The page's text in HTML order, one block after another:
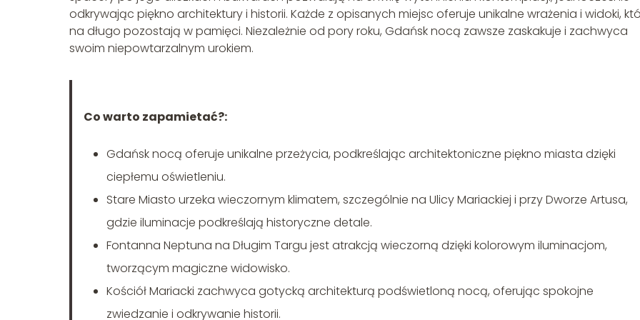
odkrywając piękno architektury i historii. Każde z opisanych miejsc oferuje unikalne wrażenia i widoki,
na długo pozostają w pamięci. Niezależnie od pory roku, Gdańsk nocą zawsze zaskakuje i zachwyca
swoim niepowtarzalnym urokiem.
Co warto zapamietać?:
Gdańsk nocą oferuje unikalne przeżycia, podkreślając architektoniczne piękno miasta dzięki
ciepłemu oświetleniu.
Stare Miasto urzeka wieczornym klimatem, szczególnie na Ulicy Mariackiej i przy Dworze Artusa,
gdzie iluminacje podkreślają historyczne detale.
Fontanna Neptuna na Długim Targu jest atrakcją wieczorną dzięki kolorowym iluminacjom,
tworzącym magiczne widowisko.
Kościół Mariacki zachwyca gotycką architekturą podświetloną nocą, oferując spokojne
zwiedzanie i odkrywanie historii.